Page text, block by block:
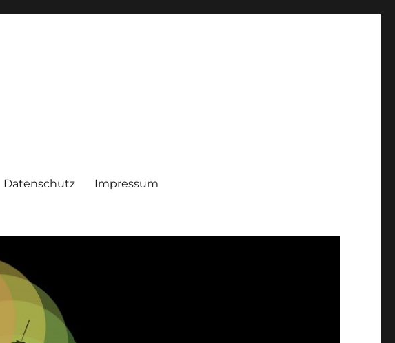
Datenschutz Impressum